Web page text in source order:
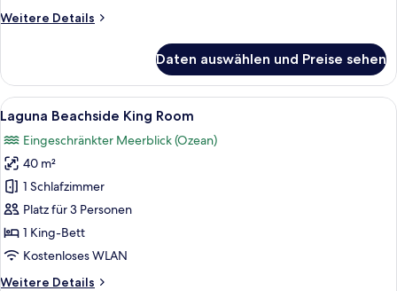
anzeigen
Weitere Details
Weitere
Pool
View
Twin
Room
Daten auswählen und Preise sehen
Alle
Fotos
für
Laguna
Beachside
King
Room
anzeigen
Ein Hotelzimmer mit einem großen
12
Laguna Beachside King Room
Eingeschränkter Meerblick (Ozean)
40 m²
1 Schlafzimmer
Platz für 3 Personen
1 King-Bett
Kostenloses WLAN
Weitere Details
Weitere